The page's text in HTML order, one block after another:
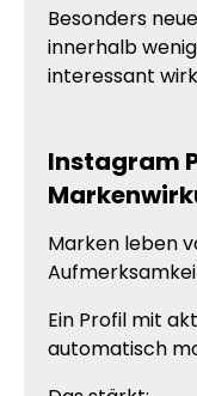
Besonders
innerhalb
interessant
Instagram
Marken leben
Ein Profil mit
automatisch